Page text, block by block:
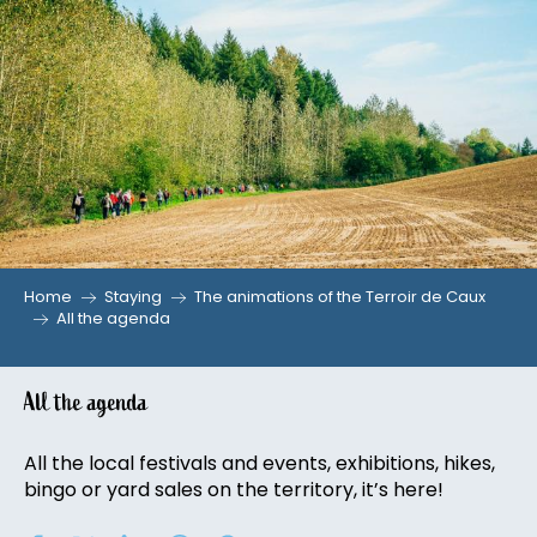
Aller
au
contenu
principal
Home Staying
The animations of the Terroir de Caux
All the agenda
All the agenda
All the local festivals and events, exhibitions, hikes,
bingo or yard sales on the territory, it’s here!